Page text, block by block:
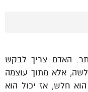
האדם צריך לבקש
אלא מתוך עוצמה
חלש, אז יכול הוא